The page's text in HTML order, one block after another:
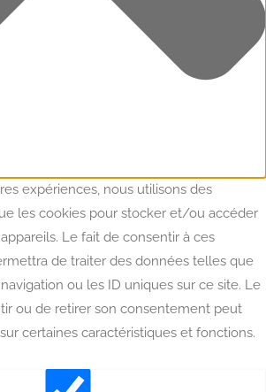
expériences, nous utilisons des
les cookies pour stocker et/ou accéder
Le fait de consentir à ces
de traiter des données telles que
ou les ID uniques sur ce site. Le
ou de retirer son consentement peut
certaines caractéristiques et fonctions.